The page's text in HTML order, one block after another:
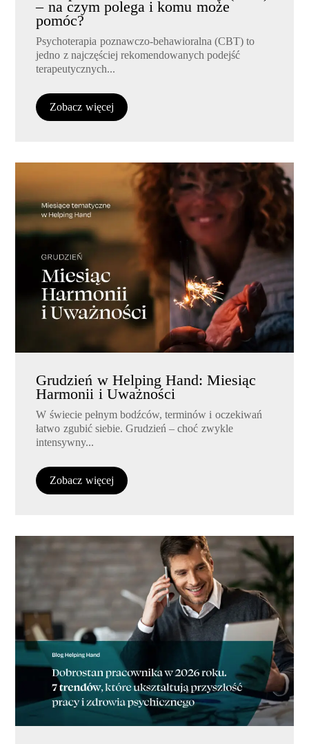
– na czym polega i komu może
pomóc?
Psychoterapia poznawczo-behawioralna (CBT) to
jedno z najczęściej rekomendowanych podejść
terapeutycznych...
Zobacz więcej
Grudzień w Helping Hand: Miesiąc
Harmonii i Uważności
W świecie pełnym bodźców, terminów i oczekiwań
łatwo zgubić siebie. Grudzień – choć zwykle
intensywny...
Zobacz więcej